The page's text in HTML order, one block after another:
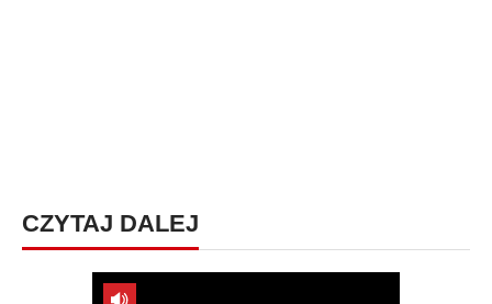
CZYTAJ DALEJ